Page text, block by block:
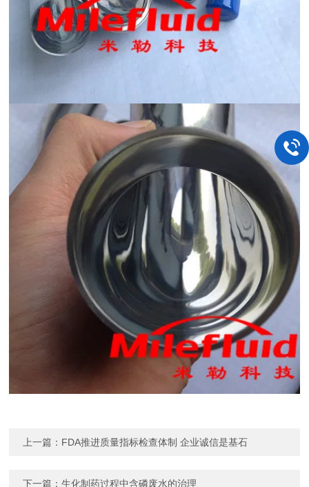
上一篇： FDA推进质量指标检查体制 企业诚信是基石
下一篇：生化制药过程中含磷废水的治理